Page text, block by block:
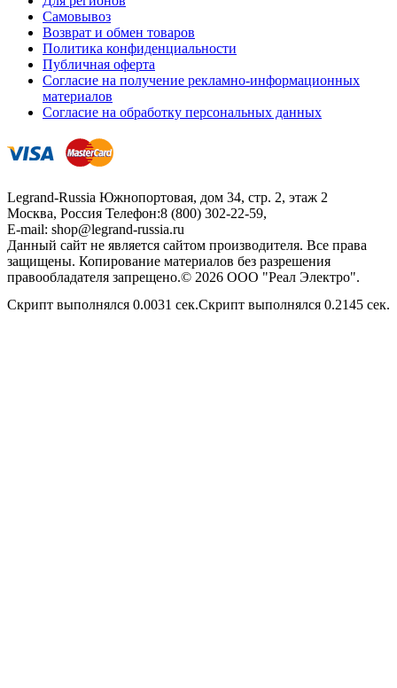
Самовывоз
Возврат и обмен товаров
Политика конфиденциальности
Публичная оферта
Согласие на получение рекламно-информационных
материалов
Согласие на обработку персональных данных
Legrand-Russia Южнопортовая, дом 34, стр. 2, этаж 2
Москва, Россия Телефон:8 (800) 302-22-59,
E-mail: shop@legrand-russia.ru
Данный сайт не является сайтом производителя. Все права
защищены. Копирование материалов без разрешения
правообладателя запрещено.© 2026 ООО "Реал Электро".
Скрипт выполнялся 0.0031 сек.Скрипт выполнялся 0.2145 сек.